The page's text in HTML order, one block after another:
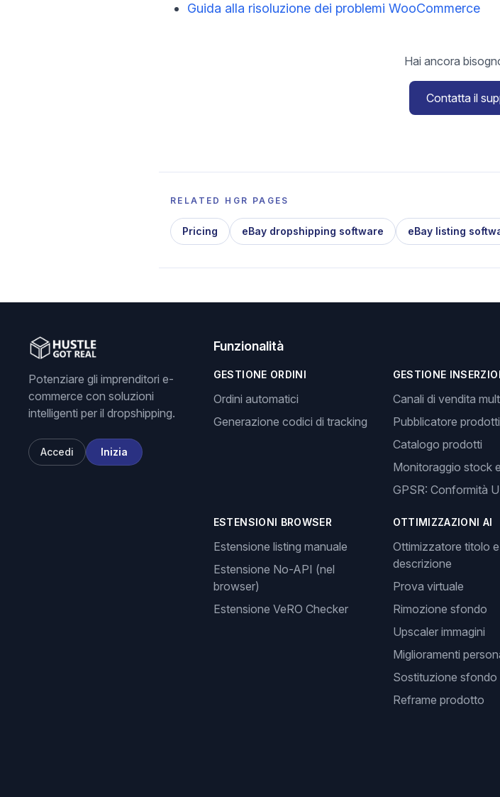
Guida alla risoluzione dei problemi WooCommerce
Hai ancora
Contatta il
RELATED HGR PAGES
Pricing eBay dropshipping software eBay listing
Potenziare gli imprenditori e-
commerce con soluzioni
intelligenti per il dropshipping.
Accedi Inizia
Funzionalità
GESTIONE ORDINI
Ordini automatici
Generazione codici di tracking
GESTIONE
Canali di vendita
Pubblicatore prodotti
Catalogo prodotti
Monitoraggio stock
GPSR: Conformità
ESTENSIONI BROWSER
Estensione listing manuale
Estensione No-API (nel
browser)
Estensione VeRO Checker
OTTIMIZZAZIONI AI
Ottimizzatore titolo e
descrizione
Prova virtuale
Rimozione sfondo
Upscaler immagini
Miglioramenti
Sostituzione sfondo
Reframe prodotto